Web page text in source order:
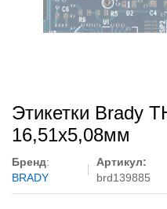
Этикетки Brady
16,51x5,08мм
Бренд:
BRADY
Артикул:
brd139885